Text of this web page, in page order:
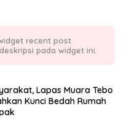
recent post
pada widget ini.
Lapas Muara Tebo
Kunci Bedah Rumah